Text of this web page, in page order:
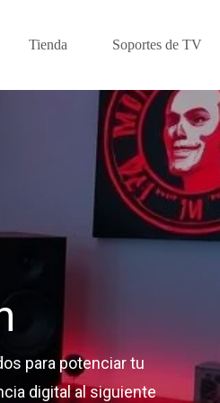
Tienda Soportes de TV
para potenciar tu
digital al siguiente